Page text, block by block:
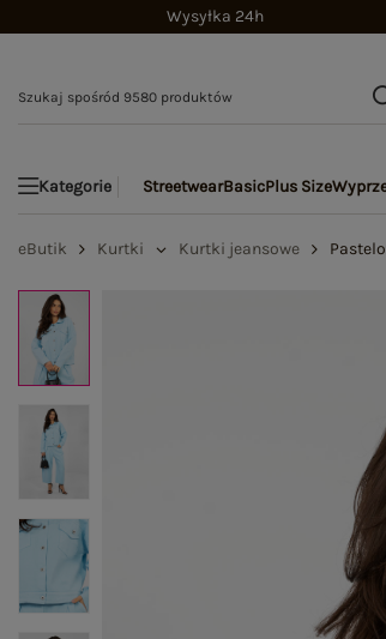
Wysyłka 24h
Kategorie StreetwearBasicPlus Size
eButik Kurtki Kurtki jeansowe